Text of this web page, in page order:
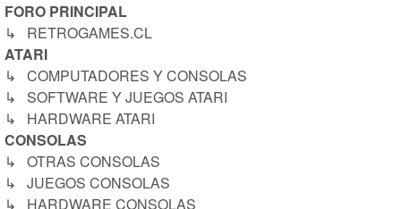
FORO PRINCIPAL
↳ RETROGAMES.CL
ATARI
↳ COMPUTADORES Y CONSOLAS
↳ SOFTWARE Y JUEGOS ATARI
↳ HARDWARE ATARI
CONSOLAS
↳ OTRAS CONSOLAS
↳ JUEGOS CONSOLAS
↳ HARDWARE CONSOLAS